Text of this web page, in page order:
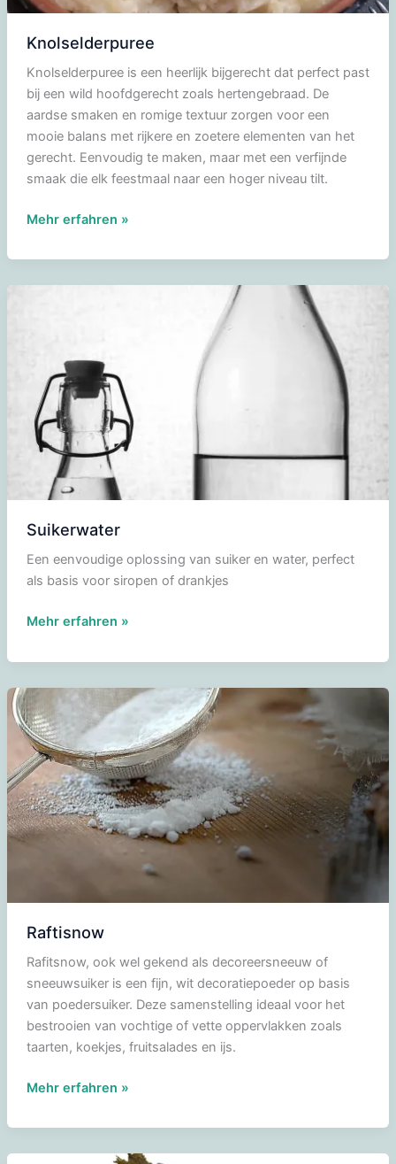
Knolselderpuree
Knolselderpuree is een heerlijk bijgerecht dat perfect past
bij een wild hoofdgerecht zoals hertengebraad. De
aardse smaken en romige textuur zorgen voor een
mooie balans met rijkere en zoetere elementen van het
gerecht. Eenvoudig te maken, maar met een verfijnde
smaak die elk feestmaal naar een hoger niveau tilt.
Knolselderpuree
Mehr erfahren »
Suikerwater
Een eenvoudige oplossing van suiker en water, perfect
als basis voor siropen of drankjes
Suikerwater
Mehr erfahren »
Raftisnow
Rafitsnow, ook wel gekend als decoreersneeuw of
sneeuwsuiker is een fijn, wit decoratiepoeder op basis
van poedersuiker. Deze samenstelling ideaal voor het
bestrooien van vochtige of vette oppervlakken zoals
taarten, koekjes, fruitsalades en ijs.
Raftisnow
Mehr erfahren »